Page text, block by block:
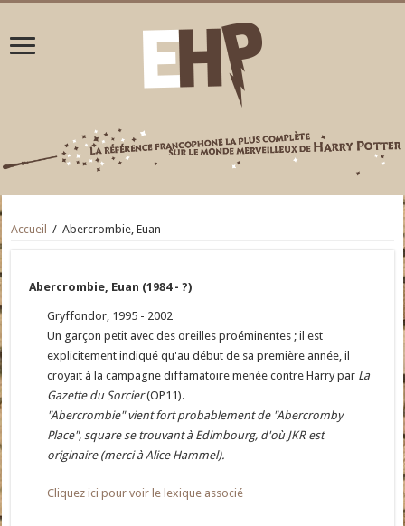
Accueil / Abercrombie, Euan
Abercrombie, Euan (1984 - ?)
Gryffondor, 1995 - 2002
Un garçon petit avec des oreilles proéminentes ; il est
explicitement indiqué qu'au début de sa première année, il
croyait à la campagne diffamatoire menée contre Harry par La
Gazette du Sorcier(OP11).
"Abercrombie" vient fort probablement de "Abercromby
Place", square se trouvant à Edimbourg, d'où JKR est
originaire (merci à Alice Hammel).
Cliquez ici pour voir le lexique associé